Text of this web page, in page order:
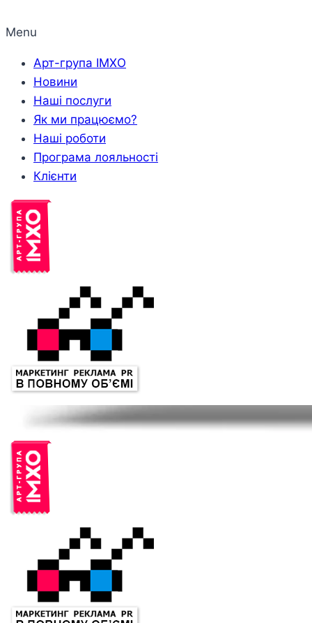
Menu
Арт-група ІМХО
Новини
Наші послуги
Як ми працюємо?
Наші роботи
Програма лояльності
Клієнти